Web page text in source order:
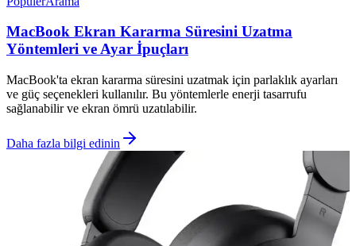
MacBook Ekran Kararma Süresini Uzatma
Yöntemleri ve Ayar İpuçları
MacBook'ta ekran kararma süresini uzatmak için parlaklık ayarları
ve güç seçenekleri kullanılır. Bu yöntemlerle enerji tasarrufu
sağlanabilir ve ekran ömrü uzatılabilir.
Daha fazla bilgi edinin